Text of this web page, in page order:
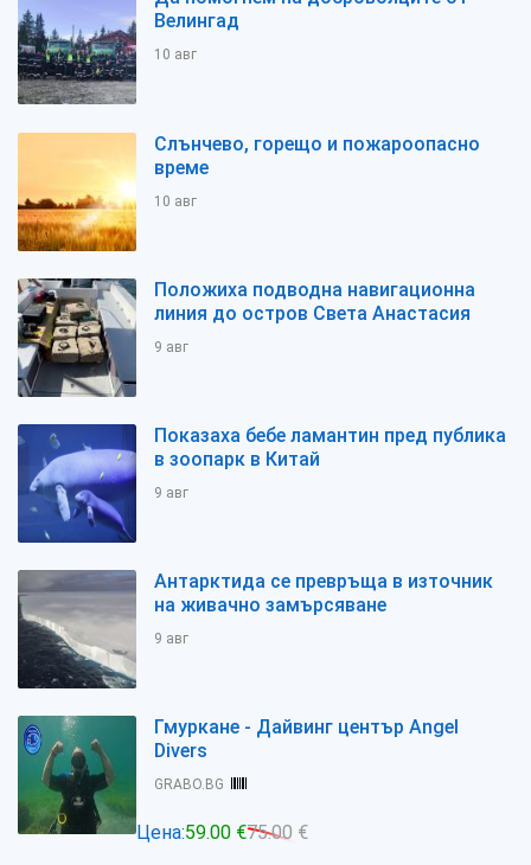
Велингад
10 авг
Слънчево, горещо и пожароопасно
време
10 авг
Положиха подводна навигационна
линия до остров Света Анастасия
9 авг
Показаха бебе ламантин пред публика
в зоопарк в Китай
9 авг
Антарктида се превръща в източник
на живачно замърсяване
9 авг
Гмуркане - Дайвинг център Angel
Divers
GRABO.BG
Цена:59.00 €75.00 €